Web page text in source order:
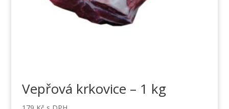
Vepřová krkovice – 1 kg